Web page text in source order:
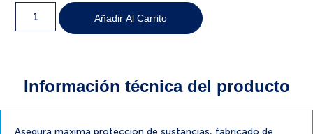
Añadir Al Carrito
Información técnica del producto
Asegura máxima protección de sustancias, fabricado de